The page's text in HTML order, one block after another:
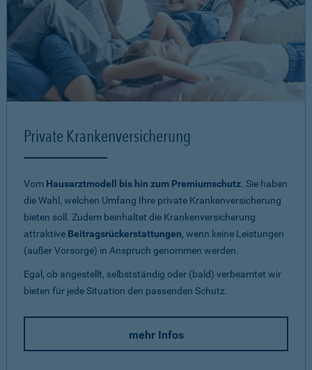
Private Krankenversicherung
Vom Hausarztmodell bis hin zum Premiumschutz. Sie haben
die Wahl, welchen Umfang Ihre private Krankenversicherung
bieten soll. Zudem beinhaltet die Krankenversicherung
attraktive Beitragsrückerstattungen, wenn keine Leistungen
(außer Vorsorge) in Anspruch genommen werden.
Egal, ob angestellt, selbstständig oder (bald) verbeamtet wir
bieten für jede Situation den passenden Schutz.
mehr Infos